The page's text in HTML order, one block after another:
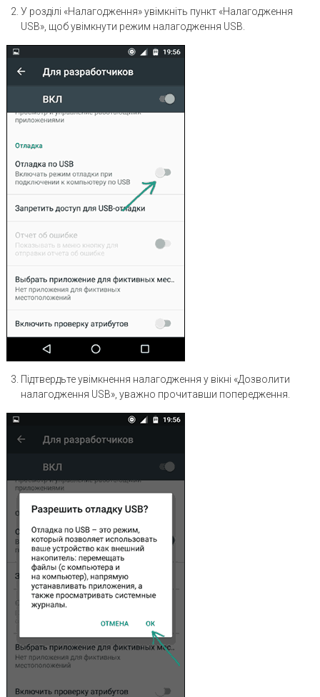
У розділі «Налагодження» увімкніть пункт «Налагодження
USB», щоб увімкнути режим налагодження USB.
Підтвердьте увімкнення налагодження у вікні «Дозволити
налагодження USB», уважно прочитавши попередження.